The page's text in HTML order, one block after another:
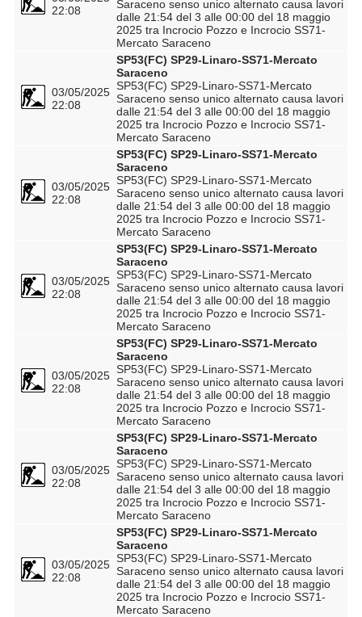
22:08
Saraceno senso unico alternato causa lavori
dalle 21:54 del 3 alle 00:00 del 18 maggio
2025 tra Incrocio Pozzo e Incrocio SS71-
Mercato Saraceno
03/05/2025
22:08
SP53(FC) SP29-Linaro-SS71-Mercato
Saraceno
SP53(FC) SP29-Linaro-SS71-Mercato
Saraceno senso unico alternato causa lavori
dalle 21:54 del 3 alle 00:00 del 18 maggio
2025 tra Incrocio Pozzo e Incrocio SS71-
Mercato Saraceno
03/05/2025
22:08
SP53(FC) SP29-Linaro-SS71-Mercato
Saraceno
SP53(FC) SP29-Linaro-SS71-Mercato
Saraceno senso unico alternato causa lavori
dalle 21:54 del 3 alle 00:00 del 18 maggio
2025 tra Incrocio Pozzo e Incrocio SS71-
Mercato Saraceno
03/05/2025
22:08
SP53(FC) SP29-Linaro-SS71-Mercato
Saraceno
SP53(FC) SP29-Linaro-SS71-Mercato
Saraceno senso unico alternato causa lavori
dalle 21:54 del 3 alle 00:00 del 18 maggio
2025 tra Incrocio Pozzo e Incrocio SS71-
Mercato Saraceno
03/05/2025
22:08
SP53(FC) SP29-Linaro-SS71-Mercato
Saraceno
SP53(FC) SP29-Linaro-SS71-Mercato
Saraceno senso unico alternato causa lavori
dalle 21:54 del 3 alle 00:00 del 18 maggio
2025 tra Incrocio Pozzo e Incrocio SS71-
Mercato Saraceno
03/05/2025
22:08
SP53(FC) SP29-Linaro-SS71-Mercato
Saraceno
SP53(FC) SP29-Linaro-SS71-Mercato
Saraceno senso unico alternato causa lavori
dalle 21:54 del 3 alle 00:00 del 18 maggio
2025 tra Incrocio Pozzo e Incrocio SS71-
Mercato Saraceno
03/05/2025
22:08
SP53(FC) SP29-Linaro-SS71-Mercato
Saraceno
SP53(FC) SP29-Linaro-SS71-Mercato
Saraceno senso unico alternato causa lavori
dalle 21:54 del 3 alle 00:00 del 18 maggio
2025 tra Incrocio Pozzo e Incrocio SS71-
Mercato Saraceno